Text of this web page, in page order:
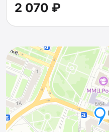
2 070 ₽